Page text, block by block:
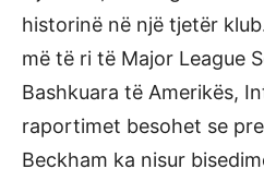
historinë në një tjetër
më të ri të Major League
Bashkuara të Amerikës,
raportimet besohet se
Beckham ka nisur